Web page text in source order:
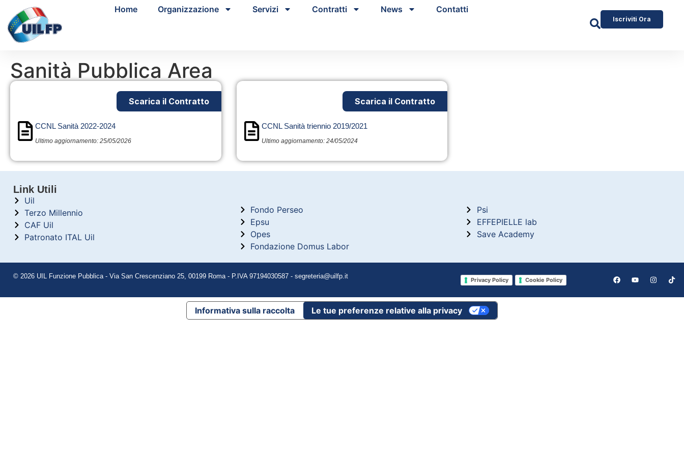
Home Organizzazione Servizi Contratti News Contatti
Iscriviti Ora
Sanità Pubblica Area
CCNL Sanità 2022-2024
Ultimo aggiornamento: 25/05/2026
Scarica il Contratto
CCNL Sanità triennio 2019/2021
Ultimo aggiornamento: 24/05/2024
Scarica il Contratto
Link Utili
Uil
Terzo Millennio
CAF Uil
Patronato ITAL Uil
Fondo Perseo
Epsu
Opes
Fondazione Domus Labor
Psi
EFFEPIELLE lab
Save Academy
© 2026 UIL Funzione Pubblica - Via San Crescenziano 25, 00199 Roma - P.IVA 97194030587 - segreteria@uilfp.it Privacy Policy Cookie Policy
Informativa sulla raccolta Le tue preferenze relative alla privacy